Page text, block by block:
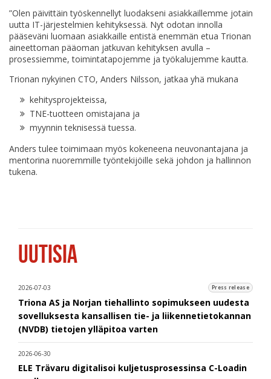
”Olen päivittäin työskennellyt luodakseni asiakkaillemme jotain
uutta IT-järjestelmien kehityksessä. Nyt odotan innolla
pääseväni luomaan asiakkaille entistä enemmän etua Trionan
aineettoman pääoman jatkuvan kehityksen avulla –
prosessiemme, toimintatapojemme ja työkalujemme kautta.
Trionan nykyinen CTO, Anders Nilsson, jatkaa yhä mukana
kehitysprojekteissa,
TNE-tuotteen omistajana ja
myynnin teknisessä tuessa.
Anders tulee toimimaan myös kokeneena neuvonantajana ja
mentorina nuoremmille työntekijöille sekä johdon ja hallinnon
tukena.
UUTISIA
2026-07-03 Press release
Triona AS ja Norjan tiehallinto sopimukseen uudesta
sovelluksesta kansallisen tie- ja liikennetietokannan
(NVDB) tietojen ylläpitoa varten
2026-06-30
ELE Trävaru digitalisoi kuljetusprosessinsa C-Loadin